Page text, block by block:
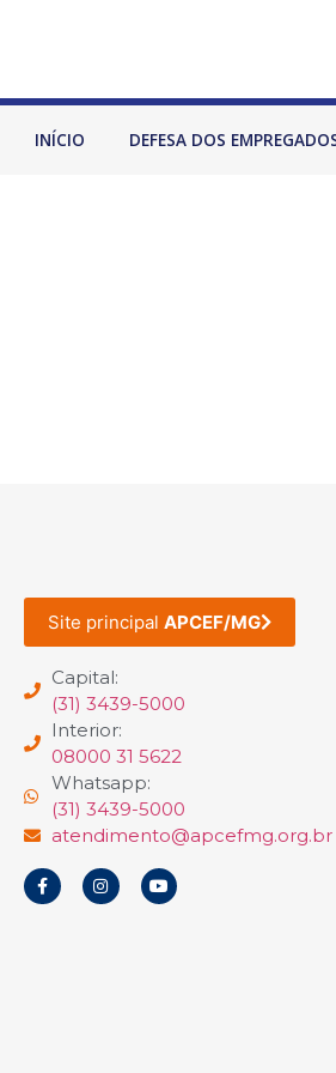
INÍCIO DEFESA DOS
Site principal APCEF/MG
Capital:
(31) 3439-5000
Interior:
08000 31 5622
Whatsapp:
(31) 3439-5000
atendimento@apcefmg.org.br